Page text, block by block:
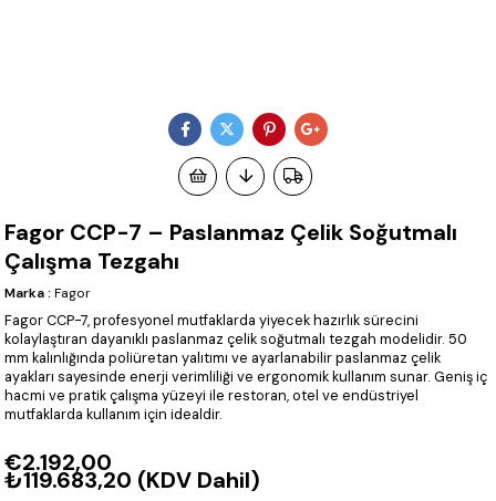
Fagor CCP-7 – Paslanmaz Çelik Soğutmalı
Çalışma Tezgahı
Marka : Fagor
Fagor CCP-7, profesyonel mutfaklarda yiyecek hazırlık sürecini
kolaylaştıran dayanıklı paslanmaz çelik soğutmalı tezgah modelidir. 50
mm kalınlığında poliüretan yalıtımı ve ayarlanabilir paslanmaz çelik
ayakları sayesinde enerji verimliliği ve ergonomik kullanım sunar. Geniş iç
hacmi ve pratik çalışma yüzeyi ile restoran, otel ve endüstriyel
mutfaklarda kullanım için idealdir.
€2.192,00
₺119.683,20 (KDV Dahil)